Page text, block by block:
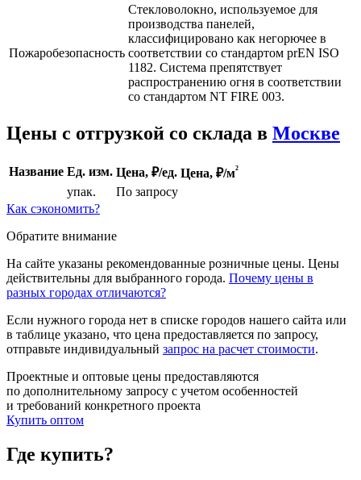
Пожаробезопасность
Cтекловолокно, используемое для
производства панелей,
классифицировано как негорючее в
соответствии со стандартом prEN ISO
1182. Система препятствует
распространению огня в соответствии
со стандартом NT FIRE 003.
Цены с отгрузкой со склада в Москве
Название Ед. изм. Цена, ₽/ед. Цена, ₽/м²
упак.
По запросу
Как сэкономить?
Обратите внимание
На сайте указаны рекомендованные розничные цены. Цены
действительны для выбранного города. Почему цены в
разных городах отличаются?
Если нужного города нет в списке городов нашего сайта или
в таблице указано, что цена предоставляется по запросу,
отправьте индивидуальный запрос на расчет стоимости.
Проектные и оптовые цены предоставляются
по дополнительному запросу с учетом особенностей
и требований конкретного проекта
Купить оптом
Где купить?